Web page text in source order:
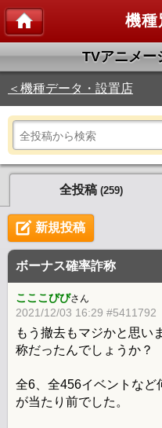
機種
TVアニメー
＜機種データ・設置店
全投稿 (259)
新規投稿
ボーナス確率詐称
こここびびさん
2021/12/03 16:29 #5411792
もう撤去もマジかと思い
称だったんでしょうか？
全6、全456イベントなど
が当たり前でした。